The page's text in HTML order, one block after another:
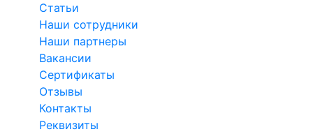
Статьи
Наши сотрудники
Наши партнеры
Вакансии
Сертификаты
Отзывы
Контакты
Реквизиты